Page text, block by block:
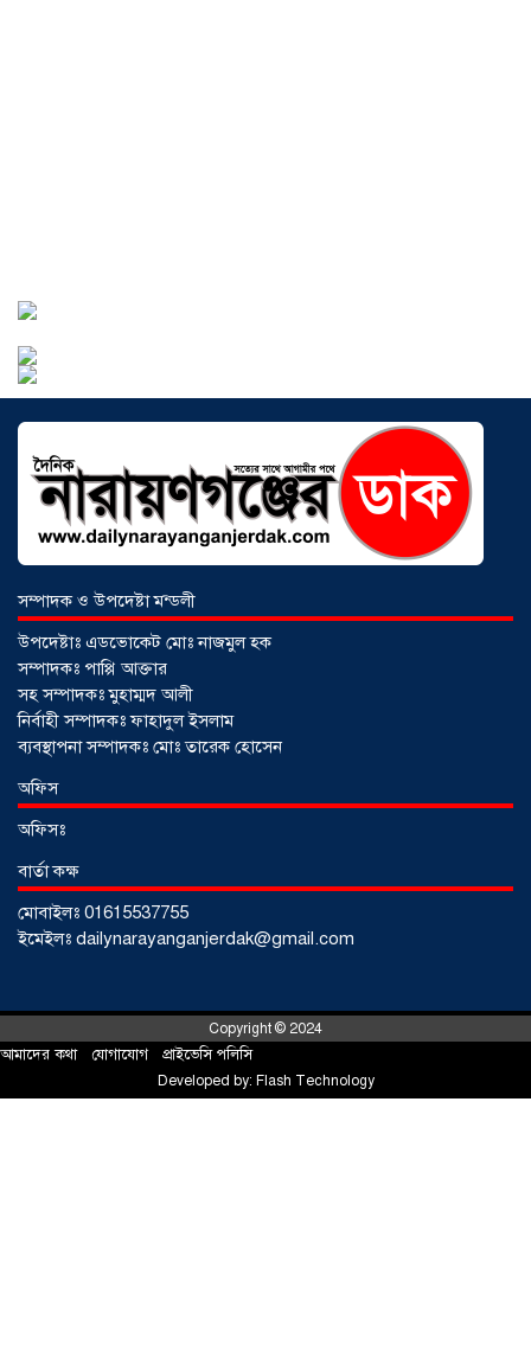
শর্টগান
০৩ আগস্ট ২০২৬
সম্পাদক ও উপদেষ্টা মন্ডলী
উপদেষ্টাঃ এডভোকেট মোঃ নাজমুল হক
সম্পাদকঃ পাপ্পি আক্তার
সহ সম্পাদকঃ মুহাম্মদ আলী
নির্বাহী সম্পাদকঃ ফাহাদুল ইসলাম
ব্যবস্থাপনা সম্পাদকঃ মোঃ তারেক হোসেন
অফিস
অফিসঃ
বার্তা কক্ষ
মোবাইলঃ 01615537755
ইমেইলঃ dailynarayanganjerdak@gmail.com
Copyright © 2024
আমাদের কথা যোগাযোগ প্রাইভেসি পলিসি
Developed by: Flash Technology